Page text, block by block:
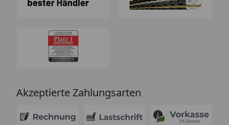
Akzeptierte Zahlungsarten